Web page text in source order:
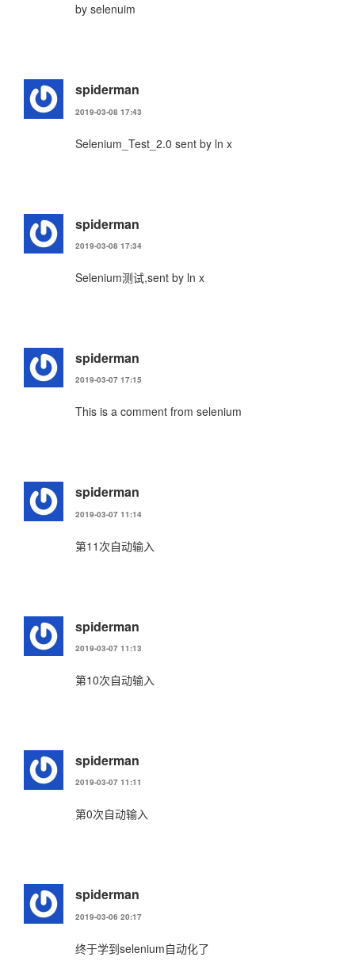
by selenuim
spiderman
2019-03-08 17:43
Selenium_Test_2.0 sent by ln x
spiderman
2019-03-08 17:34
Selenium测试,sent by ln x
spiderman
2019-03-07 17:15
This is a comment from selenium
spiderman
2019-03-07 11:14
第11次自动输入
spiderman
2019-03-07 11:13
第10次自动输入
spiderman
2019-03-07 11:11
第0次自动输入
spiderman
2019-03-06 20:17
终于学到selenium自动化了